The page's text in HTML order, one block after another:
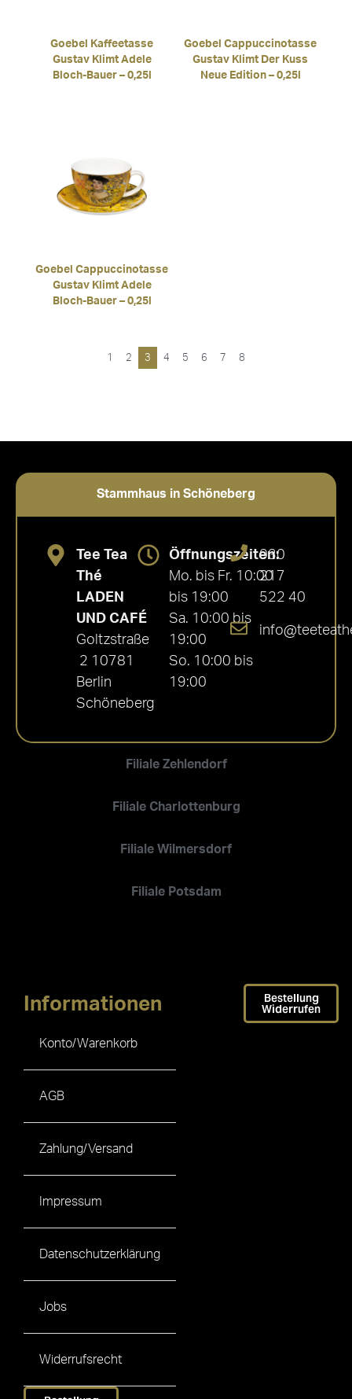
Goebel Kaffeetasse
Gustav Klimt Adele
Bloch-Bauer – 0,25l
Goebel Cappuccinotasse
Gustav Klimt Der Kuss
Neue Edition – 0,25l
Goebel Cappuccinotasse
Gustav Klimt Adele
Bloch-Bauer – 0,25l
1 2 3 4 5 6 7 8
Stammhaus in Schöneberg
Filiale Zehlendorf
Filiale Charlottenburg
Filiale Wilmersdorf
Filiale Potsdam
Tee Tea
Thé
LADEN
UND CAFÉ
Goltzstraße
2 10781
Berlin
Schöneberg
Öffnungszeiten:
Mo. bis Fr. 10:00
bis 19:00
Sa. 10:00 bis
19:00
So. 10:00 bis
19:00
030
217
522 40
Informationen
Konto/Warenkorb
AGB
Zahlung/Versand
Impressum
Datenschutzerklärung
Jobs
Widerrufsrecht
Bestellung
Widerrufen